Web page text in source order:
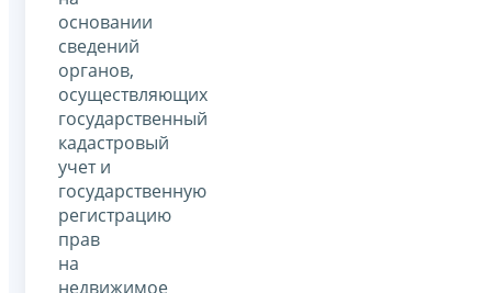
основании
сведений
органов,
осуществляющих
государственный
кадастровый
учет и
государственную
регистрацию
прав
на
недвижимое